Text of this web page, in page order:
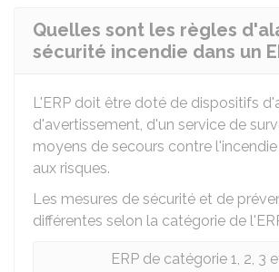
Quelles sont les règles
sécurité incendie dans un
L'ERP doit être doté de dispositifs
d'avertissement, d'un service de
moyens de secours contre
aux risques.
Les mesures de sécurité et de
différentes selon la catégorie de
ERP de catégorie 1, 2, 3